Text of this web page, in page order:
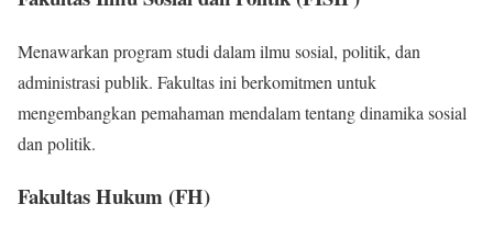
Menawarkan program studi dalam ilmu sosial, politik, dan
administrasi publik. Fakultas ini berkomitmen untuk
mengembangkan pemahaman mendalam tentang dinamika sosial
dan politik.
Fakultas Hukum (FH)